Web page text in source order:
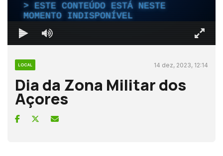
ESTE CONTEÚDO ESTÁ NESTE
MOMENTO INDISPONÍVEL
LOCAL 14 dez, 2023, 12:14
Dia da Zona Militar dos
Açores